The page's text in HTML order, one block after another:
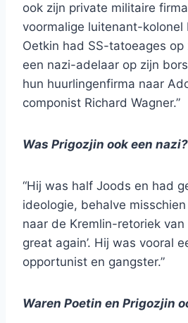
ook zijn private militaire
voormalige luitenant-kolonel
Oetkin had SS-tatoeages op
een nazi-adelaar op zijn
hun huurlingenfirma naar
componist Richard Wagner.”
Was Prigozjin ook een nazi?
“Hij was half Joods en had
ideologie, behalve
naar de Kremlin-retoriek van
great again’. Hij was vooral
opportunist en gangster.”
Waren Poetin en Prigozjin